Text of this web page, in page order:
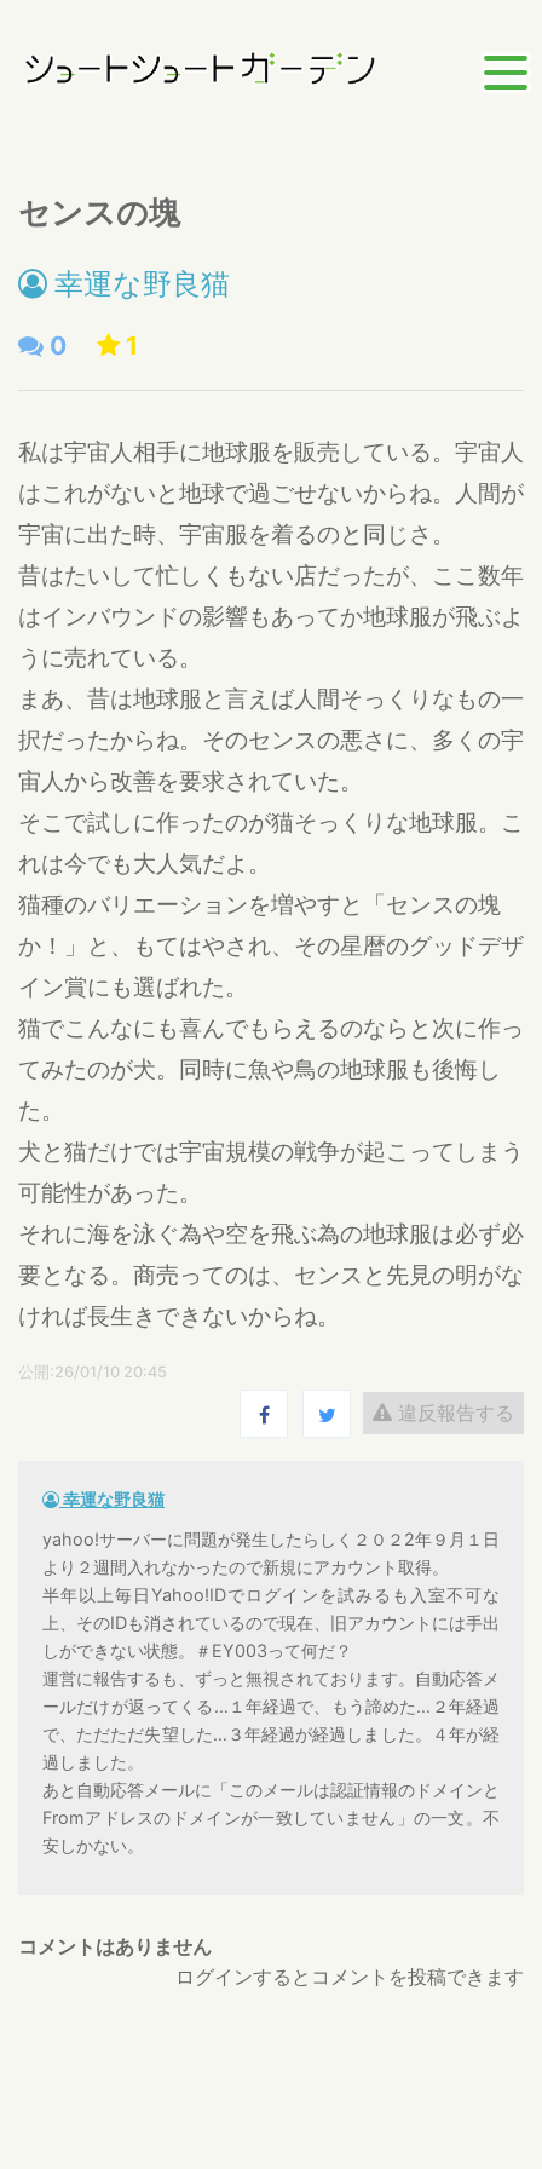
センスの塊
幸運な野良猫
0 1
私は宇宙人相手に地球服を販売している。宇宙人
はこれがないと地球で過ごせないからね。人間が
宇宙に出た時、宇宙服を着るのと同じさ。
昔はたいして忙しくもない店だったが、ここ数年
はインバウンドの影響もあってか地球服が飛ぶよ
うに売れている。
まあ、昔は地球服と言えば人間そっくりなもの一
択だったからね。そのセンスの悪さに、多くの宇
宙人から改善を要求されていた。
そこで試しに作ったのが猫そっくりな地球服。こ
れは今でも大人気だよ。
猫種のバリエーションを増やすと「センスの塊
か！」と、もてはやされ、その星暦のグッドデザ
イン賞にも選ばれた。
猫でこんなにも喜んでもらえるのならと次に作っ
てみたのが犬。同時に魚や鳥の地球服も後悔し
た。
犬と猫だけでは宇宙規模の戦争が起こってしまう
可能性があった。
それに海を泳ぐ為や空を飛ぶ為の地球服は必ず必
要となる。商売ってのは、センスと先見の明がな
ければ長生きできないからね。
公開:26/01/10 20:45
違反報告する
幸運な野良猫
yahoo!サーバーに問題が発生したらしく２０２2年９月１日
より２週間入れなかったので新規にアカウント取得。
半年以上毎日Yahoo!IDでログインを試みるも入室不可な
上、そのIDも消されているので現在、旧アカウントには手出
しができない状態。＃EY003って何だ？
運営に報告するも、ずっと無視されております。自動応答メ
ールだけが返ってくる…１年経過で、もう諦めた…２年経過
で、ただただ失望した…３年経過が経過しました。４年が経
過しました。
あと自動応答メールに「このメールは認証情報のドメインと
Fromアドレスのドメインが一致していません」の一文。不
安しかない。
コメントはありません
ログインするとコメントを投稿できます